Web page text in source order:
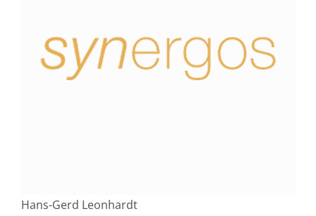
Hans-Gerd Leonhardt